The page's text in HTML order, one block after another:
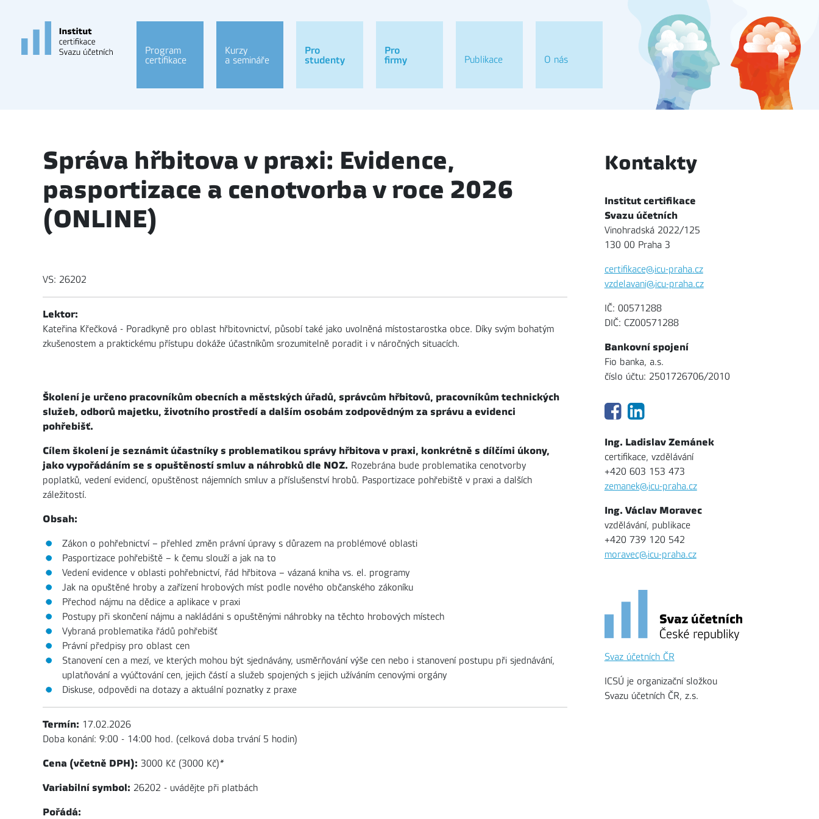
Program
certifikace
Kurzy
a semináře
Pro
studenty
Pro
firmy
Publikace O nás
Správa hřbitova v praxi: Evidence,
pasportizace a cenotvorba v roce 2026
(ONLINE)
VS: 26202
Lektor:
Kateřina Křečková - Poradkyně pro oblast hřbitovnictví, působí také jako uvolněná místostarostka obce. Díky svým bohatým
zkušenostem a praktickému přístupu dokáže účastníkům srozumitelně poradit i v náročných situacích.
Školení je určeno pracovníkům obecních a městských úřadů, správcům hřbitovů, pracovníkům technických
služeb, odborů majetku, životního prostředí a dalším osobám zodpovědným za správu a evidenci
pohřebišť.
Cílem školení je seznámit účastníky s problematikou správy hřbitova v praxi, konkrétně s dílčími úkony,
jako vypořádáním se s opuštěností smluv a náhrobků dle NOZ. Rozebrána bude problematika cenotvorby
poplatků, vedení evidencí, opuštěnost nájemních smluv a příslušenství hrobů. Pasportizace pohřebiště v praxi a dalších
záležitostí.
Obsah:
Zákon o pohřebnictví – přehled změn právní úpravy s důrazem na problémové oblasti
Pasportizace pohřebiště – k čemu slouží a jak na to
Vedení evidence v oblasti pohřebnictví, řád hřbitova – vázaná kniha vs. el. programy
Jak na opuštěné hroby a zařízení hrobových míst podle nového občanského zákoníku
Přechod nájmu na dědice a aplikace v praxi
Postupy při skončení nájmu a nakládáni s opuštěnými náhrobky na těchto hrobových místech
Vybraná problematika řádů pohřebišť
Právní předpisy pro oblast cen
Stanovení cen a mezí, ve kterých mohou být sjednávány, usměrňování výše cen nebo i stanovení postupu při sjednávání,
uplatňování a vyúčtování cen, jejich částí a služeb spojených s jejich užíváním cenovými orgány
Diskuse, odpovědi na dotazy a aktuální poznatky z praxe
Termín: 17.02.2026
Doba konání: 9:00 - 14:00 hod. (celková doba trvání 5 hodin)
Cena (včetně DPH): 3000 Kč (3000 Kč)*
Variabilní symbol: 26202 - uvádějte při platbách
Pořádá:
Kontakty
Institut certifikace
Svazu účetních
Vinohradská 2022/125
130 00 Praha 3
certifikace@icu-praha.cz
vzdelavani@icu-praha.cz
IČ: 00571288
DIČ: CZ00571288
Bankovní spojení
Fio banka, a.s.
číslo účtu: 2501726706/2010
Ing. Ladislav Zemánek
certifikace, vzdělávání
+420 603 153 473
zemanek@icu-praha.cz
Ing. Václav Moravec
vzdělávání, publikace
+420 739 120 542
moravec@icu-praha.cz
Svaz účetních ČR
ICSÚ je organizační složkou
Svazu účetních ČR, z.s.